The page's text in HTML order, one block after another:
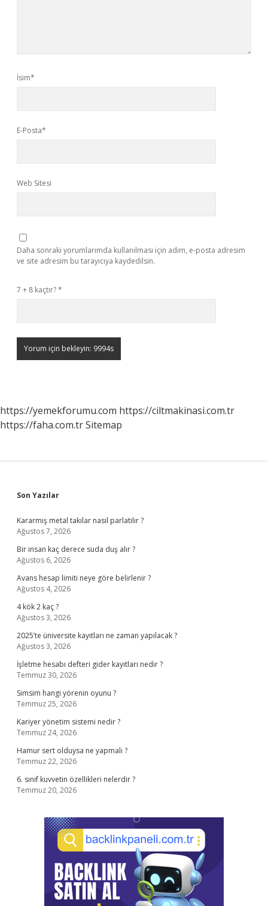
İsim*
E-Posta*
Web Sitesi
Daha sonraki yorumlarımda kullanılması için adım, e-posta adresim
ve site adresim bu tarayıcıya kaydedilsin.
7 + 8 kaçtır?*
https://yemekforumu.com https://ciltmakinasi.com.tr
https://faha.com.trSitemap
Sidebar
Son Yazılar
Kararmış metal takılar nasıl parlatılır ?
Ağustos 7, 2026
Bir insan kaç derece suda duş alır ?
Ağustos 6, 2026
Avans hesap limiti neye göre belirlenir ?
Ağustos 4, 2026
4 kök 2 kaç ?
Ağustos 3, 2026
2025’te üniversite kayıtları ne zaman yapılacak ?
Ağustos 3, 2026
İşletme hesabı defteri gider kayıtları nedir ?
Temmuz 30, 2026
Simsim hangi yörenin oyunu ?
Temmuz 25, 2026
Kariyer yönetim sistemi nedir ?
Temmuz 24, 2026
Hamur sert olduysa ne yapmalı ?
Temmuz 22, 2026
6. sınıf kuvvetin özellikleri nelerdir ?
Temmuz 20, 2026